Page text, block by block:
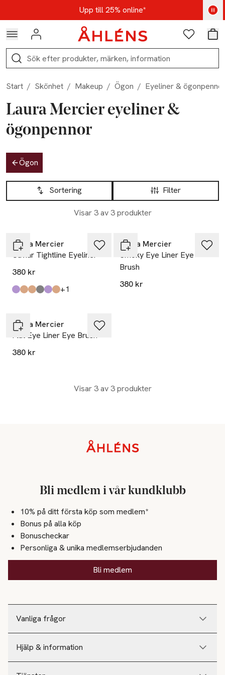
Hoppa till navigationsmenynUpp till 25% online*
Kod: AUG25 - Shoppa nu
Logga in Favoriter
Sök
Start / Skönhet / Makeup / Ögon / Eyeliner & ögonpennor
Laura Mercier eyeliner &
ögonpennor
Hoppa till produktsidan
Ögon
Hoppa till produktsidan
Filter
Sortering
Visar 3 av 3 produkter
Lista över produkter
Laura Mercier
Caviar Tightline Eyeliner
380 kr
Produkten finns i färgerna:
Dark Plum,
Cocoa,
Espresso Brown
Smoke,
Tuxedo,
Bronze, +1
Laura Mercier
Smoky Eye Liner Eye
Brush
380 kr
Laura Mercier
Flat Eye Liner Eye Brush
380 kr
Visar 3 av 3 produkter
Vanliga frågor
Hjälp & information
Bli medlem i vår kundklubb
10% på ditt första köp som medlem*
Bonus på alla köp
Bonuscheckar
Personliga & unika medlemserbjudanden
Bli medlem